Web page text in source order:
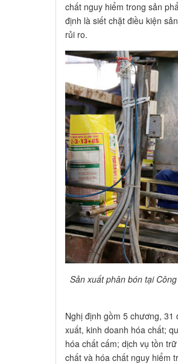
chất nguy hiểm trong sản
định là siết chặt điều kiện
rủi ro.
Sản xuất phân bón tại
Nghị định gồm 5 chương,
xuất, kinh doanh hóa chất;
hóa chất cấm; dịch vụ tồn
chất và hóa chất nguy hiểm